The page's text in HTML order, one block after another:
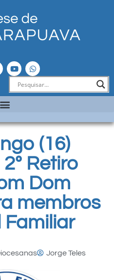
(16)
Retiro
Dom
membros
Familiar
Jorge Teles